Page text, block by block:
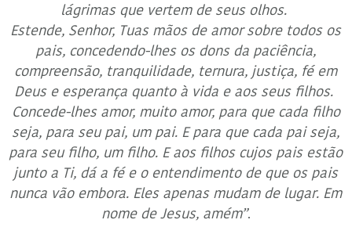
lágrimas que vertem de seus olhos.
Estende, Senhor, Tuas mãos de amor sobre todos os
pais, concedendo-lhes os dons da paciência,
compreensão, tranquilidade, ternura, justiça, fé em
Deus e esperança quanto à vida e aos seus filhos.
Concede-lhes amor, muito amor, para que cada filho
seja, para seu pai, um pai. E para que cada pai seja,
para seu filho, um filho. E aos filhos cujos pais estão
junto a Ti, dá a fé e o entendimento de que os pais
nunca vão embora. Eles apenas mudam de lugar. Em
nome de Jesus, amém”.